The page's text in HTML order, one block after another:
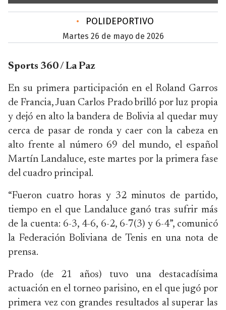
• POLIDEPORTIVO
martes 26 de mayo de 2026
Sports 360 / La Paz
En su primera participación en el Roland Garros
de Francia, Juan Carlos Prado brilló por luz propia
y dejó en alto la bandera de Bolivia al quedar muy
cerca de pasar de ronda y caer con la cabeza en
alto frente al número 69 del mundo, el español
Martín Landaluce, este martes por la primera fase
del cuadro principal.
“Fueron cuatro horas y 32 minutos de partido,
tiempo en el que Landaluce ganó tras sufrir más
de la cuenta: 6-3, 4-6, 6-2, 6-7(3) y 6-4”, comunicó
la Federación Boliviana de Tenis en una nota de
prensa.
Prado (de 21 años) tuvo una destacadísima
actuación en el torneo parisino, en el que jugó por
primera vez con grandes resultados al superar las